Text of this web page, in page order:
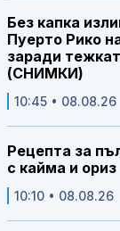
Без капка
Пуерто Рико
заради
(СНИМКИ)
10:45 • 08.08.26
Рецепта за
с кайма и ориз
10:10 • 08.08.26